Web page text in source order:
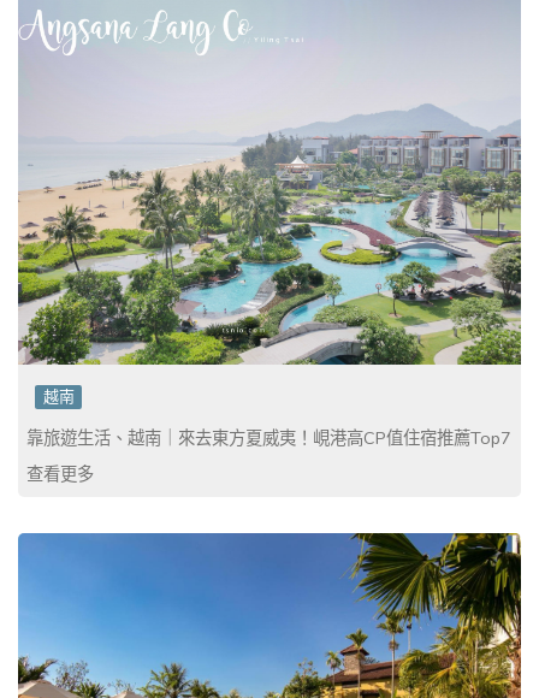
越南
靠旅遊生活、越南｜來去東方夏威夷！峴港高CP值住宿推薦Top7
查看更多